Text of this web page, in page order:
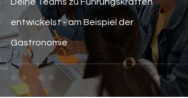
entwickelst - am Beispiel der
Gastronomie